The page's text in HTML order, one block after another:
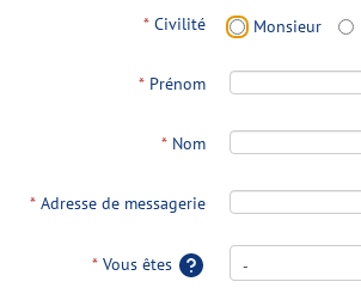
* Civilité Monsieur
* Prénom
* Nom
* Adresse de messagerie
* Vous êtes